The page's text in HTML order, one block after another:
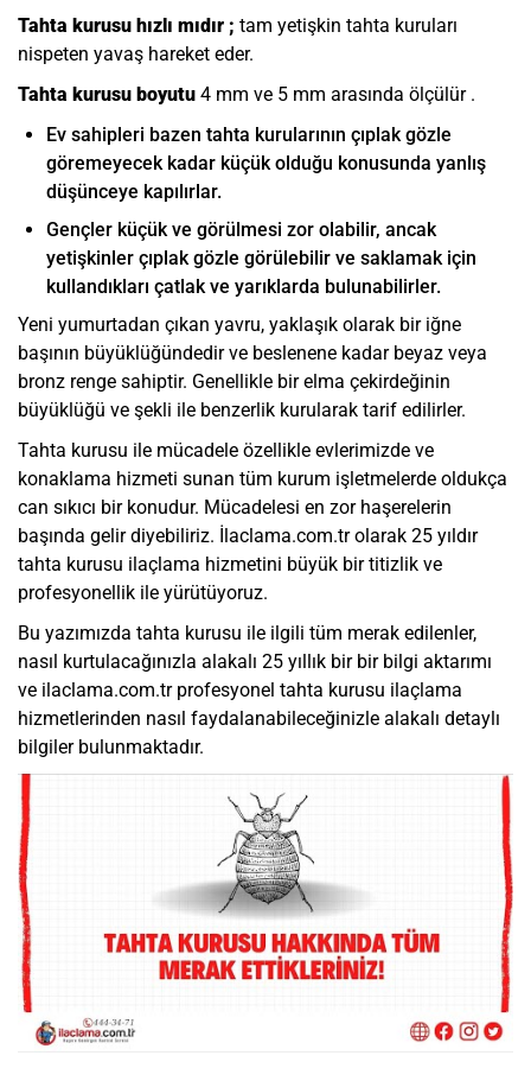
Tahta kurusu hızlı mıdır ; tam yetişkin tahta kuruları
nispeten yavaş hareket eder.
Tahta kurusu boyutu 4 mm ve 5 mm arasında ölçülür .
Ev sahipleri bazen tahta kurularının çıplak gözle
göremeyecek kadar küçük olduğu konusunda yanlış
düşünceye kapılırlar.
Gençler küçük ve görülmesi zor olabilir, ancak
yetişkinler çıplak gözle görülebilir ve saklamak için
kullandıkları çatlak ve yarıklarda bulunabilirler.
Yeni yumurtadan çıkan yavru, yaklaşık olarak bir iğne
başının büyüklüğündedir ve beslenene kadar beyaz veya
bronz renge sahiptir. Genellikle bir elma çekirdeğinin
büyüklüğü ve şekli ile benzerlik kurularak tarif edilirler.
Tahta kurusu ile mücadele özellikle evlerimizde ve
konaklama hizmeti sunan tüm kurum işletmelerde oldukça
can sıkıcı bir konudur. Mücadelesi en zor haşerelerin
başında gelir diyebiliriz. İlaclama.com.tr olarak 25 yıldır
tahta kurusu ilaçlama hizmetini büyük bir titizlik ve
profesyonellik ile yürütüyoruz.
Bu yazımızda tahta kurusu ile ilgili tüm merak edilenler,
nasıl kurtulacağınızla alakalı 25 yıllık bir bir bilgi aktarımı
ve ilaclama.com.tr profesyonel tahta kurusu ilaçlama
hizmetlerinden nasıl faydalanabileceğinizle alakalı detaylı
bilgiler bulunmaktadır.